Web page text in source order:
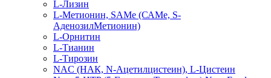
L-Лизин
L-Метионин, SAMe (САМе, S-
АденозилМетионин)
L-Орнитин
L-Тианин
L-Тирозин
NAC (НАК, N-Ацетилцистеин), L-Цистеин